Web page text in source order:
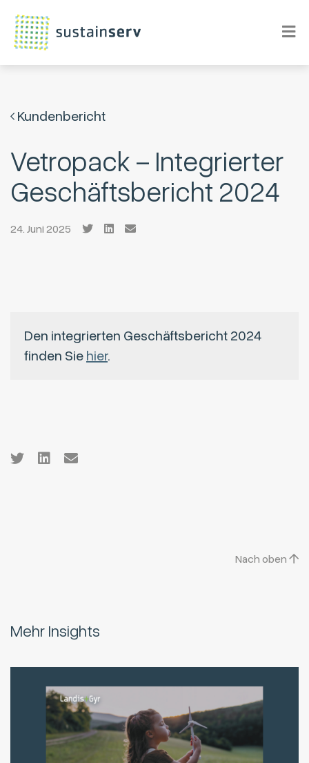
Kundenbericht
Vetropack – Integrierter
Geschäftsbericht 2024
24. Juni 2025
Den integrierten Geschäftsbericht 2024
finden Siehier.
Nach oben
Mehr Insights